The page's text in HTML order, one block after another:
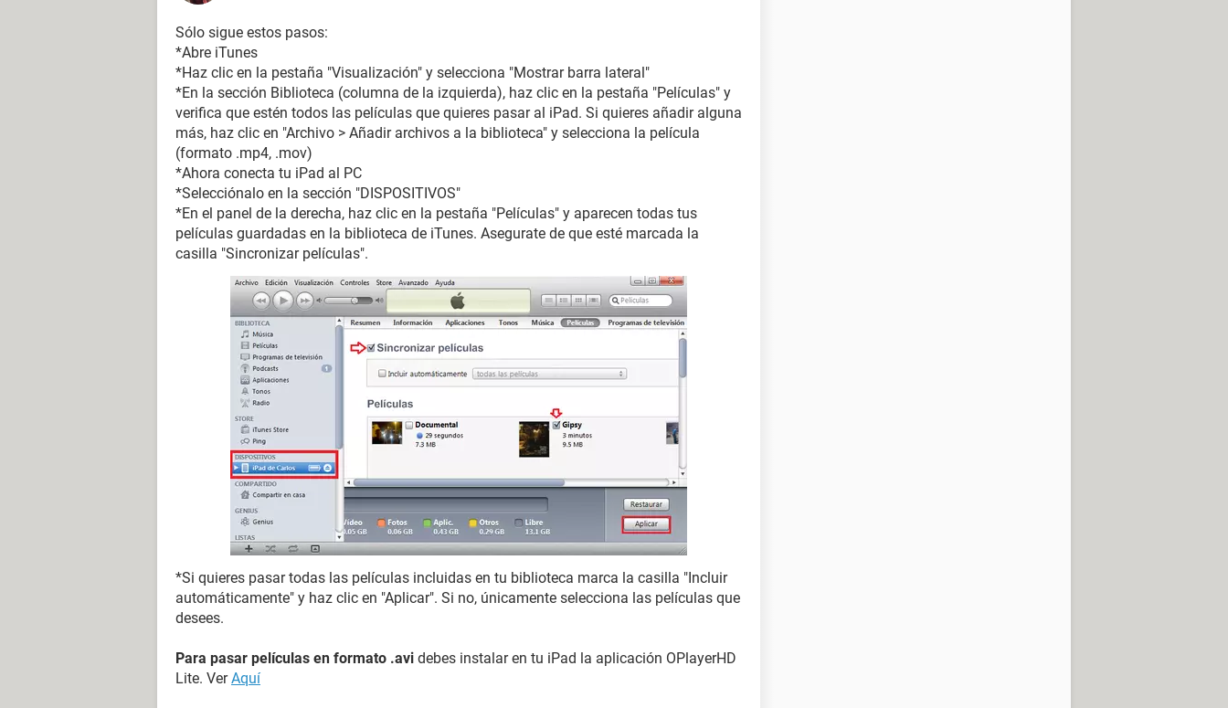
Sólo sigue estos pasos:
*Abre iTunes
*Haz clic en la pestaña "Visualización" y selecciona "Mostrar barra lateral"
*En la sección Biblioteca (columna de la izquierda), haz clic en la pestaña "Películas" y
verifica que estén todos las películas que quieres pasar al iPad. Si quieres añadir alguna
más, haz clic en "Archivo > Añadir archivos a la biblioteca" y selecciona la película
(formato .mp4, .mov)
*Ahora conecta tu iPad al PC
*Selecciónalo en la sección "DISPOSITIVOS"
*En el panel de la derecha, haz clic en la pestaña "Películas" y aparecen todas tus
películas guardadas en la biblioteca de iTunes. Asegurate de que esté marcada la
casilla "Sincronizar películas".
*Si quieres pasar todas las películas incluidas en tu biblioteca marca la casilla "Incluir
automáticamente" y haz clic en "Aplicar". Si no, únicamente selecciona las películas que
desees.
Para pasar películas en formato .avi debes instalar en tu iPad la aplicación OPlayerHD
Lite. VerAquí